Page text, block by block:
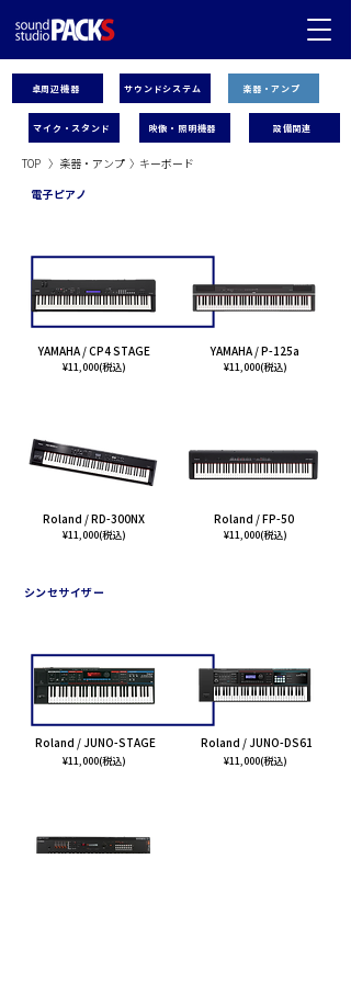
卓周辺機器
マイク・スタンド
サウンドシステム 楽器・アンプ
映像・照明機器 設備関連
TOP 〉 楽器・アンプ 〉 キーボード
電子ピアノ
YAMAHA / CP4 STAGE
¥11,000(税込)
YAMAHA / P-125a
¥11,000(税込)
Roland / RD-300NX
¥11,000(税込)
Roland / FP-50
¥11,000(税込)
シンセサイザー
Roland / JUNO-STAGE
¥11,000(税込)
Roland / JUNO-DS61
¥11,000(税込)